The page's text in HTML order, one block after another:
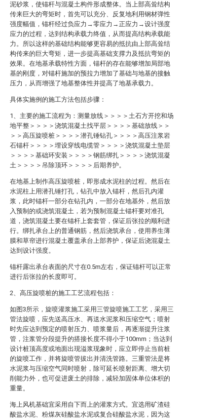
泥砂浆，使锚杆与混凝土构件形成整体。当上部高耸结构
传来巨大的弯矩时，首先可以充分、反复地利用钢材弹性
强度幅值，锚杆经过负应力→零应力→正应力→设计强度
应力的过程，达到结构承载力终值，从而提高结构承载能
力。所以这样的基础结构能够更容易的抵抗由上部高耸结
构传来的巨大弯矩，进一步提高基础支撑力及抵抗弯矩的
效果。在地基承载特性方面，锚杆的存在能够增加局部地
基的刚度，对锚杆施加的预拉力增加了基础与地基的接触
压力，从而增强了地基整体性并提高了地基承载力。
具体实施例的施工方法包括步骤：
1、主要的施工流程为：测量放线＞＞＞＞土石方开挖和场
地平整＞＞＞＞浇筑混凝土找平层＞＞＞＞基础放线＞＞
＞＞高压旋喷桩＞＞＞＞潜孔锤钻孔＞＞＞＞高压注浆岩
石锚杆＞＞＞＞埋设穿线电缆管＞＞＞＞浇筑混凝土垫层
＞＞＞＞基础环安装＞＞＞＞钢筋绑扎＞＞＞＞浇筑混凝
土＞＞＞＞吊除顶环＞＞＞＞后期养护。
在地基上制作高压旋喷桩，即形成水泥柱的过程。然后在
水泥柱上用潜孔锤打孔，钻孔中放入锚杆，然后孔内灌
浆，此时锚杆一部分在钻孔内，一部分在地基外，然后放
入预制的或浇筑混凝土，若为预制混凝土锚杆要对准孔
道，浇筑混凝土要在锚杆上套套管，保证后张拉的顺利进
行。绑扎承台上的普通钢筋，然后浇筑承台，使用养生薄
膜和草帘进行混凝土覆盖承台上部养护，保证后浇混凝土
达到设计强度。
锚杆露出承台表面的尺寸在0.5m左右，保证锚杆可以正常
进行后张拉的长度即可。
2、高压旋喷桩的施工工艺流程包括：
如图3所示，旋喷灌浆施工采用三管旋喷施工工艺，采用三
管法旋喷，应先送高压水、再送水泥浆和压缩空气；喷射
时先应达到预定的喷射压力、喷浆量后，再逐渐提升注浆
管，注浆管分段提升的搭接长度不得小于100mm；当达到
设计桩顶高度或地面出现溢浆现象时，应立即停止当前桩
的旋喷工作，并将旋喷管拔出并清洗管路。三重管法是将
水泥浆与压缩空气同时喷射，除可延长喷射距离、增大切
削能力外，也可促进废土的排除，减轻加固体单位体积的
重量。
海上风机基础宜采用自下而上的灌浆方式。宜选用矿渣硅
酸盐水泥、粉煤灰硅酸盐水泥或复合硅酸盐水泥，因为这